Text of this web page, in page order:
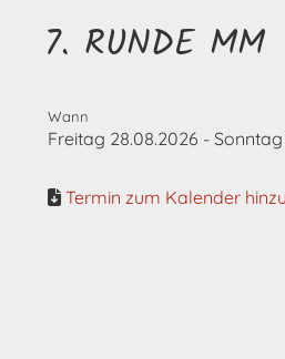
7. RUNDE MM
Wann
Freitag 28.08.2026 -
Termin zum Kalender